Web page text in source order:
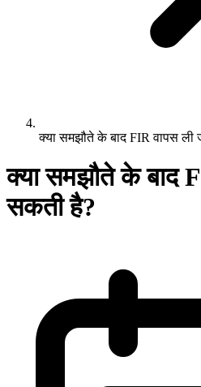
क्या समझौते के बाद FIR वापस ली
क्या समझौते के बाद
सकती है?